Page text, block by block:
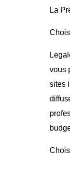
La
vous
sites